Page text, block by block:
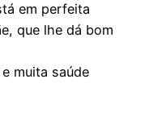
em perfeita
que lhe dá bom
muita saúde